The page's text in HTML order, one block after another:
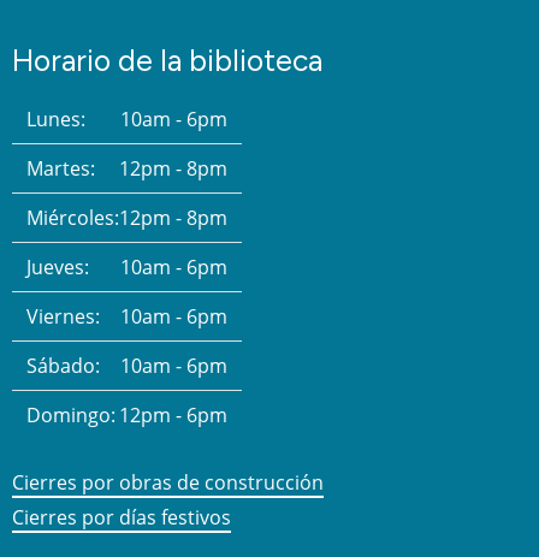
Horario de la biblioteca
Lunes:
10am - 6pm
Martes:
12pm - 8pm
Miércoles:12pm - 8pm
Jueves:
10am - 6pm
Viernes:
10am - 6pm
Sábado:
10am - 6pm
Domingo: 12pm - 6pm
Cierres por obras de construcción
Cierres por días festivos